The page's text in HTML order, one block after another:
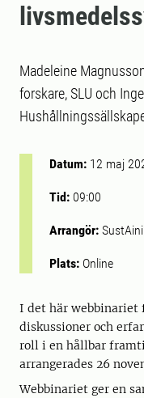
Madeleine
forskare, SLU och
Datum: 12 maj
Tid: 09:00
Arrangör:
Plats: Online
I det här webbinariet
diskussioner och
roll i en hållbar
arrangerades 26
Webbinariet ger en